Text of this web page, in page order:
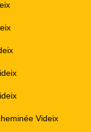
Videix